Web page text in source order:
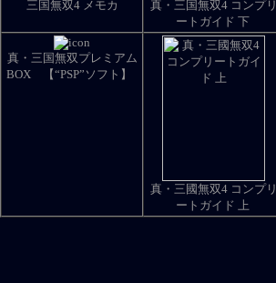
三国無双4 メモカ
真・三国無双4 コンプリ
ートガイド 下
真・三国無双プレミアム
BOX 【“PSP”ソフト】
真・三國無双4 コンプリ
ートガイド 上